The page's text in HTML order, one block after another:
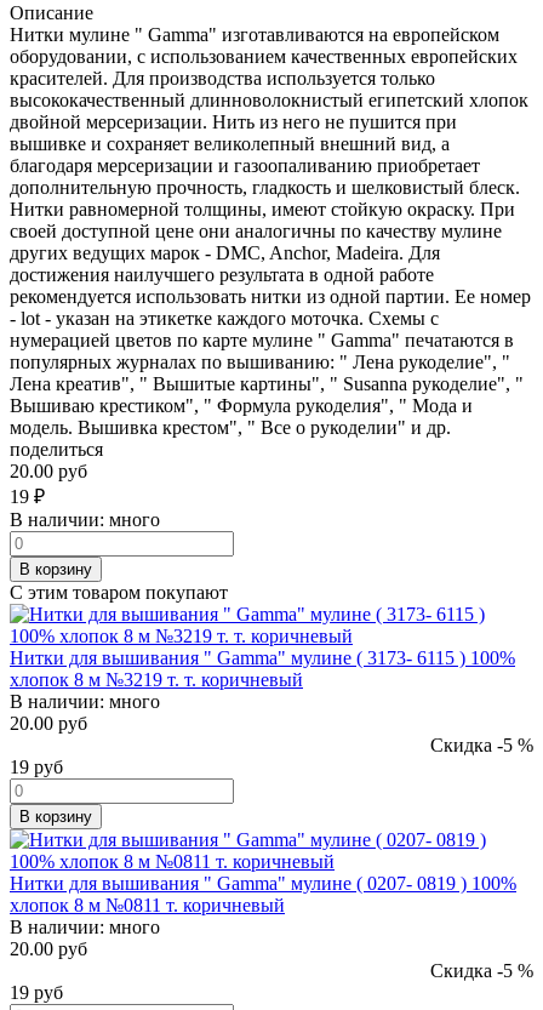
Описание
Нитки мулине " Gamma" изготавливаются на европейском
оборудовании, с использованием качественных европейских
красителей. Для производства используется только
высококачественный длинноволокнистый египетский хлопок
двойной мерсеризации. Нить из него не пушится при
вышивке и сохраняет великолепный внешний вид, а
благодаря мерсеризации и газоопаливанию приобретает
дополнительную прочность, гладкость и шелковистый блеск.
Нитки равномерной толщины, имеют стойкую окраску. При
своей доступной цене они аналогичны по качеству мулине
других ведущих марок - DMC, Anchor, Madeira. Для
достижения наилучшего результата в одной работе
рекомендуется использовать нитки из одной партии. Ее номер
- lot - указан на этикетке каждого моточка. Схемы с
нумерацией цветов по карте мулине " Gamma" печатаются в
популярных журналах по вышиванию: " Лена рукоделие", "
Лена креатив", " Вышитые картины", " Susanna рукоделие", "
Вышиваю крестиком", " Формула рукоделия", " Мода и
модель. Вышивка крестом", " Все о рукоделии" и др.
поделиться
20.00 руб
19 ₽
В наличии: много
В корзину
С этим товаром покупают
Нитки для вышивания " Gamma" мулине ( 3173- 6115 ) 100%
хлопок 8 м №3219 т. т. коричневый
В наличии: много
20.00 руб
Скидка -5 %
19 руб
В корзину
Нитки для вышивания " Gamma" мулине ( 0207- 0819 ) 100%
хлопок 8 м №0811 т. коричневый
В наличии: много
20.00 руб
Скидка -5 %
19 руб